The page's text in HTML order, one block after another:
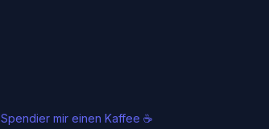
Spendier mir einen Kaffee ☕